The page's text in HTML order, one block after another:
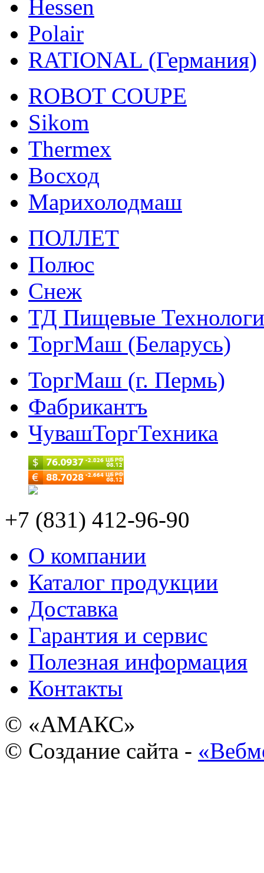
Hessen
Polair
RATIONAL (Германия)
ROBOT COUPE
Sikom
Thermex
Восход
Марихолодмаш
ПОЛЛЕТ
Полюс
Снеж
ТД Пищевые
ТоргМаш (Беларусь)
ТоргМаш (г. Пермь)
Фабрикантъ
ЧувашТоргТехника
+7 (831) 412-96-90
О компании
Каталог продукции
Доставка
Гарантия и сервис
Полезная информация
Контакты
© «АМАКС»
© Создание сайта -